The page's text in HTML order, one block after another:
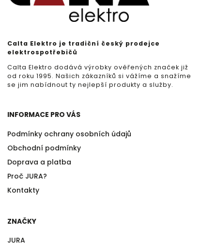
Calta Elektro je tradiční český prodejce
elektrospotřebičů
Calta Elektro dodává výrobky ověřených značek již
od roku 1995. Našich zákazníků si vážíme a snažíme
se jim nabídnout ty nejlepší produkty a služby.
INFORMACE PRO VÁS
Podmínky ochrany osobních údajů
Obchodní podmínky
Doprava a platba
Proč JURA?
Kontakty
ZNAČKY
JURA